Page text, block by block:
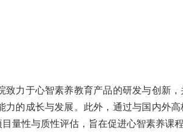
力于心智素养教育产品的研发与创新
的成长与发展。此外，通过与国内外
量性与质性评估，旨在促进心智素养课